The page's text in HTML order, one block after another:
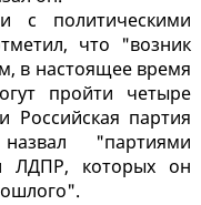
с политическими
что "возник
в настоящее время
пройти четыре
Российская партия
"партиями
ЛДПР, которых он